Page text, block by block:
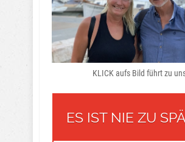
KLICK aufs Bild führt zu
ES IST NIE ZU